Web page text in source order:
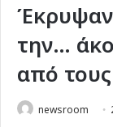
Έκρυψαν
την…
από
newsroom